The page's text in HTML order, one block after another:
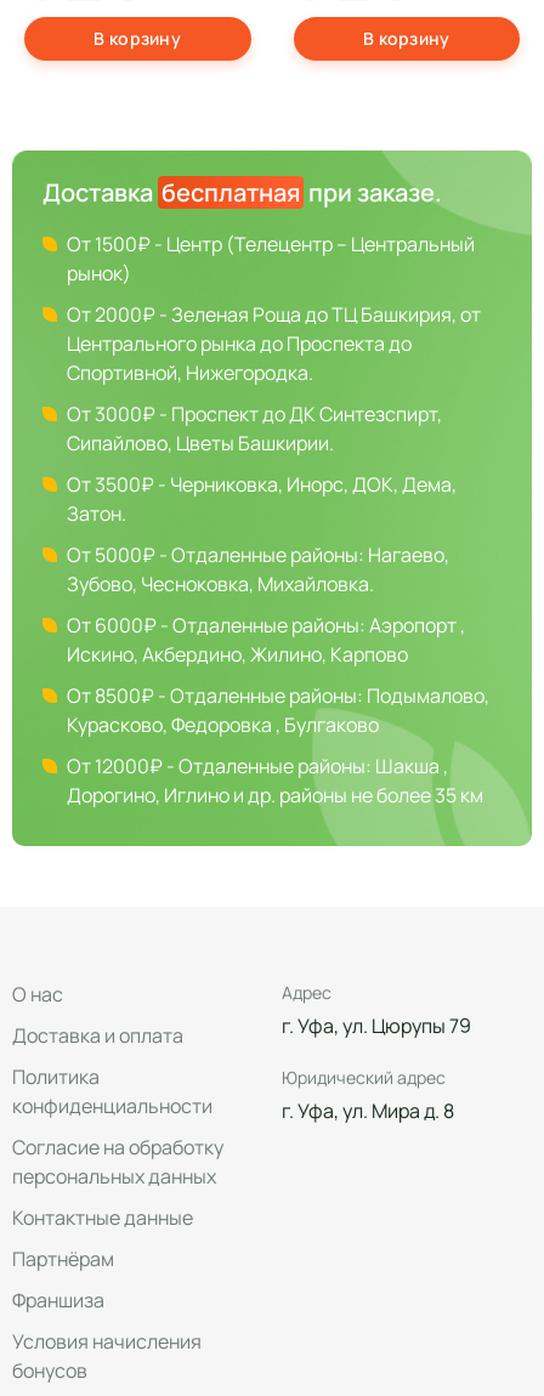
В корзину В корзину
Доставка бесплатная при заказе.
От 1500₽ - Центр (Телецентр – Центральный
рынок)
От 2000₽ - Зеленая Роща до ТЦ Башкирия, от
Центрального рынка до Проспекта до
Спортивной, Нижегородка.
От 3000₽ - Проспект до ДК Синтезспирт,
Сипайлово, Цветы Башкирии.
От 3500₽ - Черниковка, Инорс, ДОК, Дема,
Затон.
От 5000₽ - Отдаленные районы: Нагаево,
Зубово, Чесноковка, Михайловка.
От 6000₽ - Отдаленные районы: Аэропорт ,
Искино, Акбердино, Жилино, Карпово
От 8500₽ - Отдаленные районы: Подымалово,
Курасково, Федоровка , Булгаково
От 12000₽ - Отдаленные районы: Шакша ,
Дорогино, Иглино и др. районы не более 35 км
О нас
Доставка и оплата
Политика
конфиденциальности
Согласие на обработку
персональных данных
Контактные данные
Партнёрам
Франшиза
Условия начисления
бонусов
Адрес
г. Уфа, ул. Цюрупы 79
Юридический адрес
г. Уфа, ул. Мира д. 8